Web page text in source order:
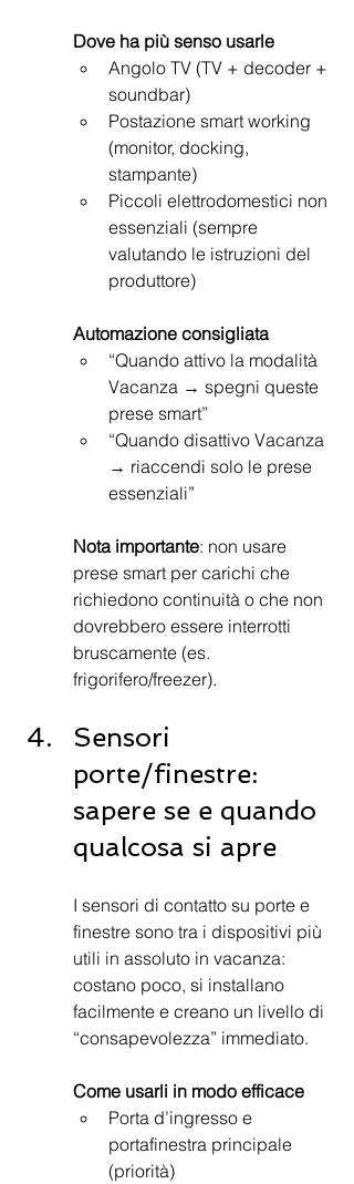
Dove ha più senso usarle
Angolo TV (TV + decoder +
soundbar)
Postazione smart working
(monitor, docking,
stampante)
Piccoli elettrodomestici non
essenziali (sempre
valutando le istruzioni del
produttore)
Automazione consigliata
“Quando attivo la modalità
Vacanza → spegni queste
prese smart”
“Quando disattivo Vacanza
→ riaccendi solo le prese
essenziali”
Nota importante: non usare
prese smart per carichi che
richiedono continuità o che non
dovrebbero essere interrotti
bruscamente (es.
frigorifero/freezer).
Sensori
porte/finestre:
sapere se e quando
qualcosa si apre
I sensori di contatto su porte e
finestre sono tra i dispositivi più
utili in assoluto in vacanza:
costano poco, si installano
facilmente e creano un livello di
“consapevolezza” immediato.
Come usarli in modo efficace
Porta d’ingresso e
portafinestra principale
(priorità)